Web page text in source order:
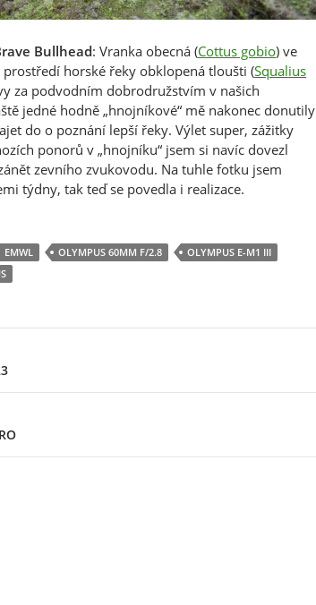
Bullhead: Vranka obecná (Cottus gobio) ve
horské řeky obklopená tloušti (Squalius
za podvodním dobrodružstvím v našich
jedné hodně „hnojníkové“ mě nakonec donutily
do o poznání lepší řeky. Výlet super, zážitky
ponorů v „hnojníku“ jsem si navíc dovezl
zevního zvukovodu. Na tuhle fotku jsem
týdny, tak teď se povedla i realizace.
EMWL OLYMPUS 60MM F/2.8
OLYMPUS E-M1 III